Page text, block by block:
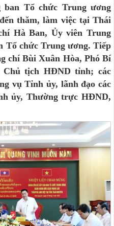
Tổ chức Trung ương
thăm, làm việc tại Thái
Hà Ban, Ủy viên Trung
Tổ chức Trung ương. Tiếp
chí Bùi Xuân Hòa, Phó Bí
tịch HĐND tỉnh; các
vụ Tỉnh ủy, lãnh đạo các
ủy, Thường trực HĐND,